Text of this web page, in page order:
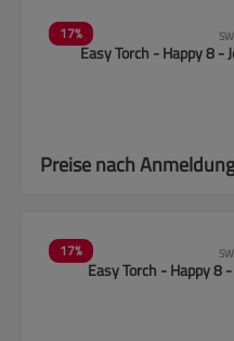
17%
Easy Torch - Happy 8 -
Preise nach
17%
Easy Torch - Happy 8